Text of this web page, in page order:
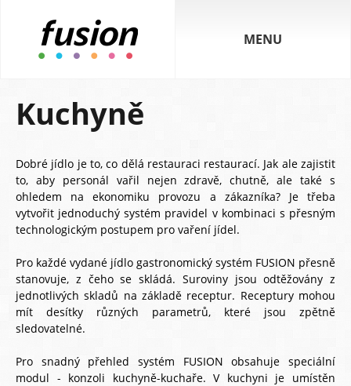
MENU
Kuchyně
Dobré jídlo je to, co dělá restauraci restaurací. Jak ale zajistit
to, aby personál vařil nejen zdravě, chutně, ale také s
ohledem na ekonomiku provozu a zákazníka? Je třeba
vytvořit jednoduchý systém pravidel v kombinaci s přesným
technologickým postupem pro vaření jídel.
Pro každé vydané jídlo gastronomický systém FUSION přesně
stanovuje, z čeho se skládá. Suroviny jsou odtěžovány z
jednotlivých skladů na základě receptur. Receptury mohou
mít desítky různých parametrů, které jsou zpětně
sledovatelné.
Pro snadný přehled systém FUSION obsahuje speciální
modul - konzoli kuchyně-kuchaře. V kuchyni je umístěn